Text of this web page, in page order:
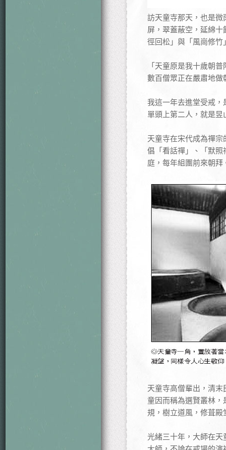
訪天童寺那天，也是
屏，翠蓋蔽空，延綿
徑回松」與「風崗修竹
「天童原是我十歲朝
數百僧眾正在嚴肅地做
我這一年去進堂受戒
單頭上第二人，就是
天童寺在宋代成為禪
倡「看話禪」、「默
庭，每年組團前來朝拜
天童寺高僧輩出，清
童因而稱為選賢叢林
規，樹立道風，修葺殿
光緒三十年，大師在